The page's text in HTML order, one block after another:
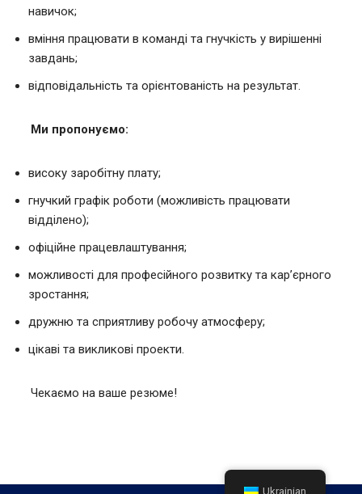
навичок;
вміння працювати в команді та гнучкість у вирішенні
завдань;
відповідальність та орієнтованість на результат.
Ми пропонуємо:
високу заробітну плату;
гнучкий графік роботи (можливість працювати
відділено);
офіційне працевлаштування;
можливості для професійного розвитку та кар’єрного
зростання;
дружню та сприятливу робочу атмосферу;
цікаві та викликові проекти.
Чекаємо на ваше резюме!
Ukrainian